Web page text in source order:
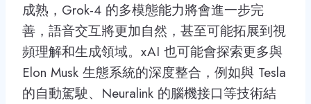
成熟，Grok-4 的多模態能力將會進一步完
善，語音交互將更加自然，甚至可能拓展到視
頻理解和生成領域。xAI 也可能會探索更多與
Elon Musk 生態系統的深度整合，例如與 Tesla
的自動駕駛、Neuralink 的腦機接口等技術結